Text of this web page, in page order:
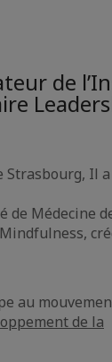
de
Strasbourg, Il
de Médecine
au
de la